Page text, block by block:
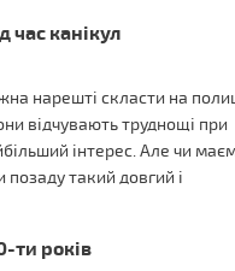
час канікул
нарешті скласти на
відчувають труднощі при
інтерес. Але чи
такий довгий і
ти років